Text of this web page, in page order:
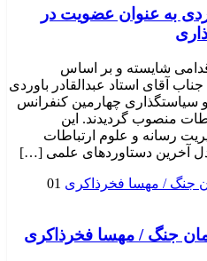
به عنوان عضویت در
شایسته و بر اساس
آقای استاد عبدالقادر باوردی
سیاستگذاری چهارمین کنفرانس
منصوب گردیدند. این
رسانه و علوم ارتباطات
آخرین دستاوردهای علمی […]
01
جنگ / مهسا فخرذاکری